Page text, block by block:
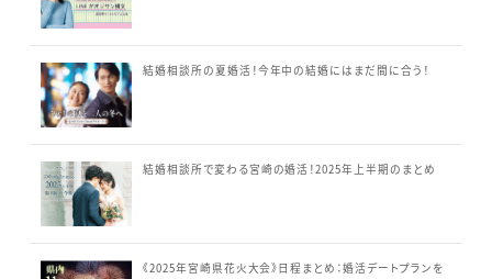
結婚相談所の夏婚活！今年中の結婚にはまだ間に合う！
結婚相談所で変わる宮崎の婚活！2025年上半期のまとめ
《2025年宮崎県花火大会》日程まとめ：婚活デートプランを